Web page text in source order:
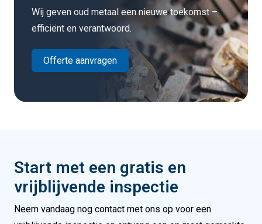
Wij geven oud metaal een nieuwe toekomst –
efficiënt en verantwoord.
Offerte aanvragen
Start met een gratis en
vrijblijvende inspectie
Neem vandaag nog contact met ons op voor een